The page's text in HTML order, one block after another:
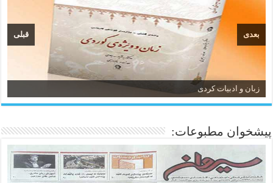
زبان و ادبیات کردی
قبلی بعدی
پیشخوان مطبوعات: